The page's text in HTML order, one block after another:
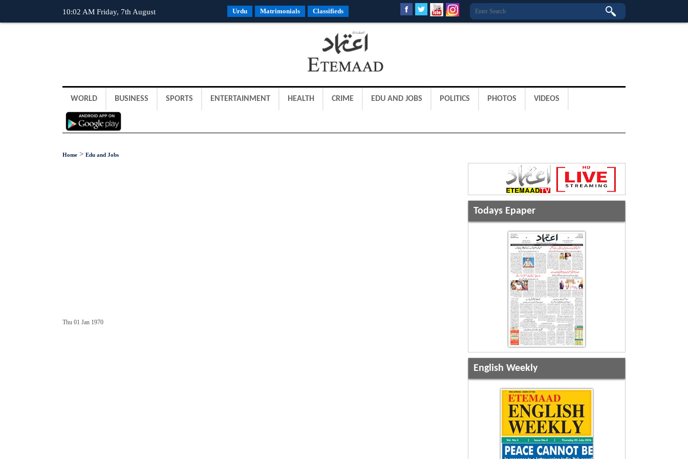
10:02 AM Friday, 7th August Urdu Matrimonials Classifieds
WORLD BUSINESS SPORTS ENTERTAINMENT HEALTH CRIME EDU AND JOBS POLITICS PHOTOS VIDEOS
Home > Edu and Jobs
Thu 01 Jan 1970
Todays Epaper
English Weekly